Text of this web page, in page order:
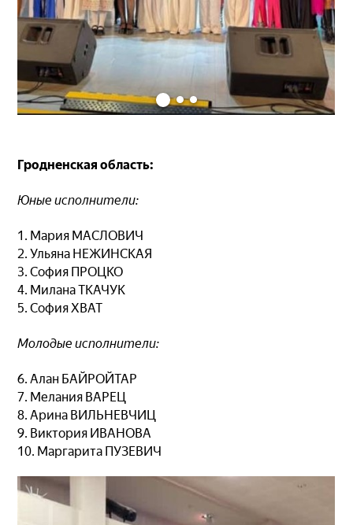
Гродненская область:
Юные исполнители:
1. Мария МАСЛОВИЧ
2. Ульяна НЕЖИНСКАЯ
3. София ПРОЦКО
4. Милана ТКАЧУК
5. София ХВАТ
Молодые исполнители:
6. Алан БАЙРОЙТАР
7. Мелания ВАРЕЦ
8. Арина ВИЛЬНЕВЧИЦ
9. Виктория ИВАНОВА
10. Маргарита ПУЗЕВИЧ